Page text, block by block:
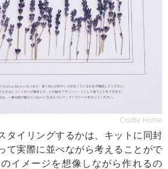
Craftie Home
タイリングするかは、キットに同封
て実際に並べながら考えることがで
イメージを想像しながら作れるの